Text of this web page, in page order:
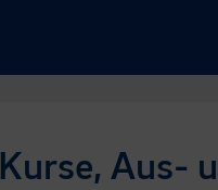
Kurse, Aus-